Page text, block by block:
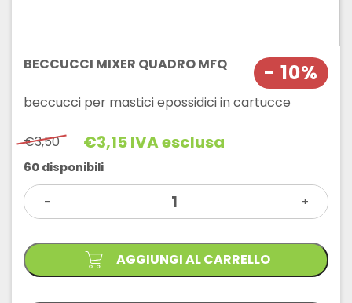
BECCUCCI MIXER QUADRO MFQ - 10%
beccucci per mastici epossidici in cartucce
€3,50
Il
prezzo
originale
era:
€3,50.
€3,15
Il
prezzo
attuale
è:
€3,15.
IVA esclusa
60 disponibili
-
BECCUCCI
QUADRO
quantità
+
AGGIUNGI AL CARRELLO